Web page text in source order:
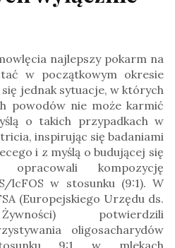
najlepszy pokarm na
w początkowym okresie
jednak sytuacje, w których
powodów nie może karmić
o takich przypadkach w
inspirując się badaniami
i z myślą o budującej się
opracowali kompozycję
lcFOS w stosunku (9:1). W
(Europejskiego Urzędu ds.
potwierdzili
oligosacharydów
9:1 w mlekach